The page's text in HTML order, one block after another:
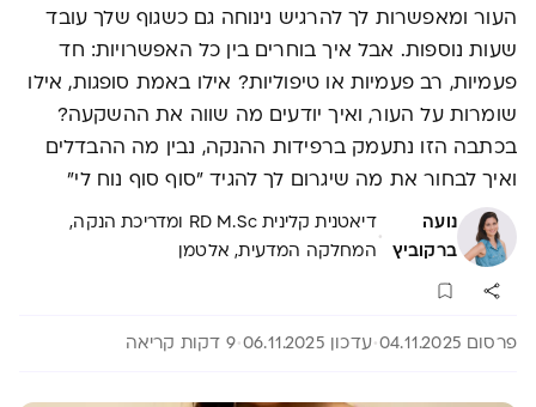
העור ומאפשרות לך להרגיש נינוחה גם כשגוף שלך עובד
שעות נוספות. אבל איך בוחרים בין כל האפשרויות: חד
פעמיות, רב פעמיות או טיפוליות? אילו באמת סופגות, אילו
שומרות על העור, ואיך יודעים מה שווה את ההשקעה?
בכתבה הזו נתעמק ברפידות ההנקה, נבין מה ההבדלים
ואיך לבחור את מה שיגרום לך להגיד "סוף סוף נוח לי"
נועה
ברקוביץ ·
דיאטנית קלינית RD M.Sc ומדריכת הנקה,
המחלקה המדעית, אלטמן
פרסום 04.11.2025 עדכון 06.11.2025 9 דקות קריאה